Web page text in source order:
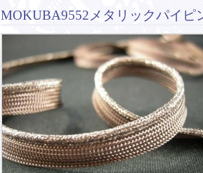
MOKUBA9552メタリックパイピ